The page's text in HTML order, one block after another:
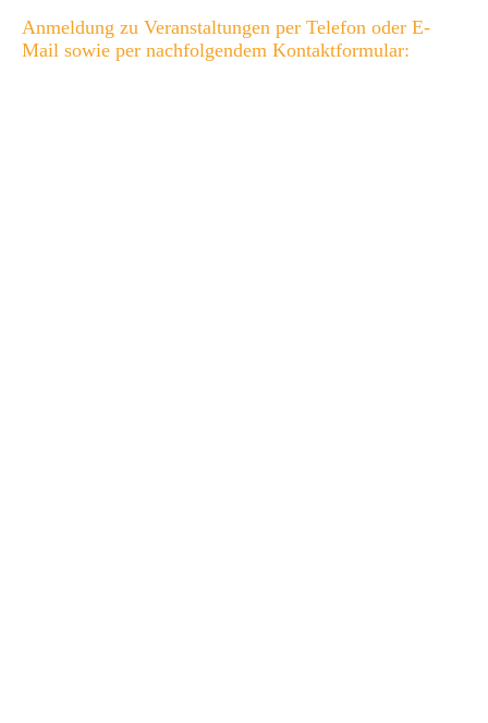
Anmeldung zu Veranstaltungen per Telefon oder E-
Mail sowie per nachfolgendem Kontaktformular: